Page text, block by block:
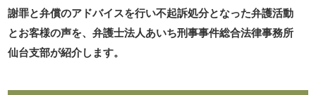
謝罪と弁償のアドバイスを行い不起訴処分となった弁護活動
とお客様の声を、弁護士法人あいち刑事事件総合法律事務所
仙台支部が紹介します。